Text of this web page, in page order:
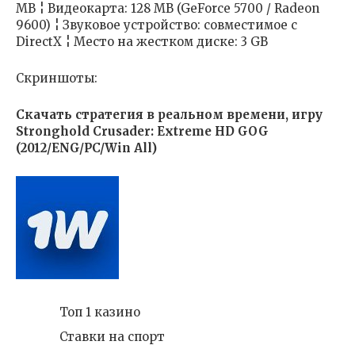
MB ¦ Видеокарта: 128 MB (GeForce 5700 / Radeon
9600) ¦ Звуковое устройство: совместимое с
DirectX ¦ Место на жестком диске: 3 GB
Скриншоты:
Скачать стратегия в реальном времени, игру
Stronghold Crusader: Extreme HD GOG
(2012/ENG/PC/Win All)
Топ 1 казино
Ставки на спорт